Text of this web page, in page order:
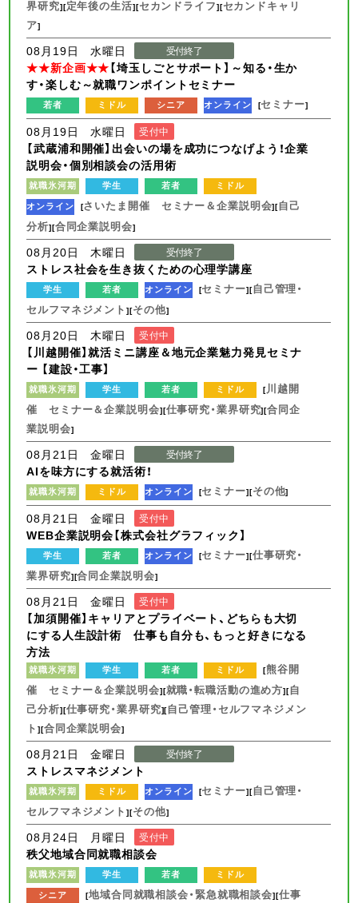
界研究][定年後の生活][セカンドライフ][セカンドキャリ
ア]
08月19日 水曜日 受付終了
★★新企画★★【埼玉しごとサポート】～知る・生か
す・楽しむ～就職ワンポイントセミナー
若者 ミドル シニア オンライン [セミナー]
08月19日 水曜日 受付中
【武蔵浦和開催】出会いの場を成功につなげよう！企業
説明会・個別相談会の活用術
就職氷河期 学生 若者
ミドル
オンライン [さいたま開催 セミナー＆企業説明会][自己
分析][合同企業説明会]
08月20日 木曜日 受付終了
ストレス社会を生き抜くための心理学講座
学生 若者 オンライン [セミナー][自己管理・
セルフマネジメント][その他]
08月20日 木曜日 受付中
【川越開催】就活ミニ講座＆地元企業魅力発見セミナ
ー 【建設・工事】
就職氷河期 学生 若者 ミドル [川越開
催 セミナー＆企業説明会][仕事研究・業界研究][合同企
業説明会]
08月21日 金曜日 受付終了
AIを味方にする就活術！
就職氷河期 ミドル オンライン [セミナー][その他]
08月21日 金曜日 受付中
WEB企業説明会【株式会社グラフィック】
学生 若者 オンライン [セミナー][仕事研究・
業界研究][合同企業説明会]
08月21日 金曜日 受付中
【加須開催】キャリアとプライベート、どちらも大切
にする人生設計術 仕事も自分も、もっと好きになる
方法
就職氷河期 学生 若者 ミドル [熊谷開
催 セミナー＆企業説明会][就職・転職活動の進め方][自
己分析][仕事研究・業界研究][自己管理・セルフマネジメン
ト][合同企業説明会]
08月21日 金曜日 受付終了
ストレスマネジメント
就職氷河期 ミドル オンライン [セミナー][自己管理・
セルフマネジメント][その他]
08月24日 月曜日 受付中
秩父地域合同就職相談会
就職氷河期 学生 若者
ミドル
シニア
[地域合同就職相談会・緊急就職相談会][仕事